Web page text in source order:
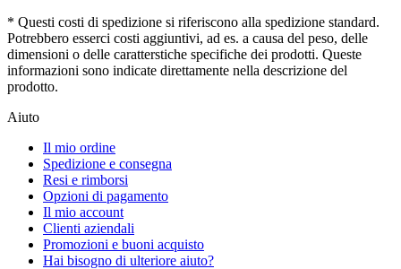
* Questi costi di spedizione si riferiscono alla spedizione standard.
Potrebbero esserci costi aggiuntivi, ad es. a causa del peso, delle
dimensioni o delle caratterstiche specifiche dei prodotti. Queste
informazioni sono indicate direttamente nella descrizione del
prodotto.
Aiuto
Il mio ordine
Spedizione e consegna
Resi e rimborsi
Opzioni di pagamento
Il mio account
Clienti aziendali
Promozioni e buoni acquisto
Hai bisogno di ulteriore aiuto?